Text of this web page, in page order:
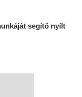
segítő nyílt